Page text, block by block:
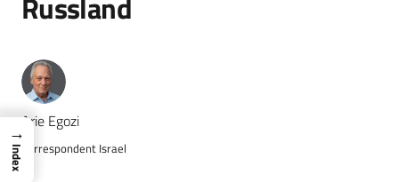
Arie Egozi
Korrespondent Israel
→
Index